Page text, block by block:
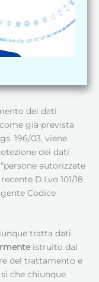
dei dati
già prevista
196/03, viene
dei dati
autorizzate
D.Lvo 101/18
Codice
tratta dati
istruito dal
del trattamento e
che chiunque